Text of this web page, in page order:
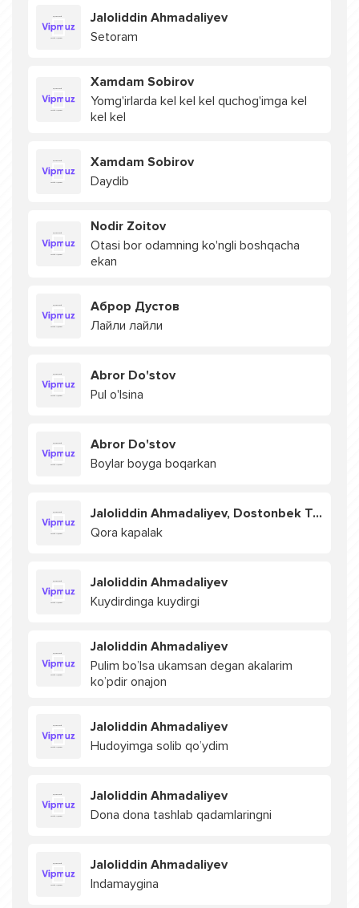
Jaloliddin Ahmadaliyev
Setoram
Xamdam Sobirov
Yomg'irlarda kel kel kel quchog'imga kel
kel kel
Xamdam Sobirov
Daydib
Nodir Zoitov
Otasi bor odamning ko'ngli boshqacha
ekan
Аброр Дустов
Лайли лайли
Abror Do'stov
Pul o'lsina
Abror Do'stov
Boylar boyga boqarkan
Jaloliddin Ahmadaliyev, Dostonbek Turdiyev
Qora kapalak
Jaloliddin Ahmadaliyev
Kuydirdinga kuydirgi
Jaloliddin Ahmadaliyev
Pulim bo’lsa ukamsan degan akalarim
ko’pdir onajon
Jaloliddin Ahmadaliyev
Hudoyimga solib qo’ydim
Jaloliddin Ahmadaliyev
Dona dona tashlab qadamlaringni
Jaloliddin Ahmadaliyev
Indamaygina